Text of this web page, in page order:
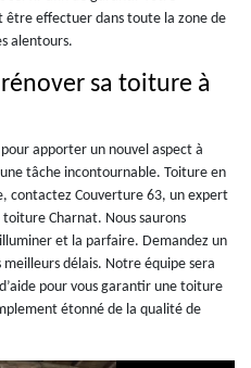
effectuer dans toute la zone de
alentours.
sa toiture à
apporter un nouvel aspect à
tâche incontournable. Toiture en
contactez Couverture 63, un expert
Charnat. Nous saurons
et la parfaire. Demandez un
meilleurs délais. Notre équipe sera
pour vous garantir une toiture
étonné de la qualité de